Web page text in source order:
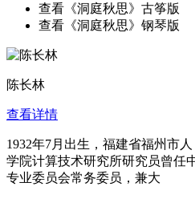
查看《洞庭秋思》古筝版
查看《洞庭秋思》钢琴版
陈长林
查看详情
1932年7月出生，福建省福州市
学院计算技术研究所研究员曾任
专业委员会常务委员，兼大